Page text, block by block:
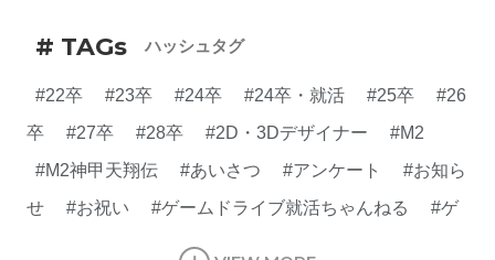
# TAGs ハッシュタグ
#22卒 #23卒 #24卒 #24卒・就活 #25卒
#26
卒
#27卒 #28卒 #2D・3Dデザイナー
#M2
#M2神甲天翔伝
#あいさつ #アンケート
#お知ら
せ
#お祝い #ゲームドライブ就活ちゃんねる
#ゲ
#ゲーム開発